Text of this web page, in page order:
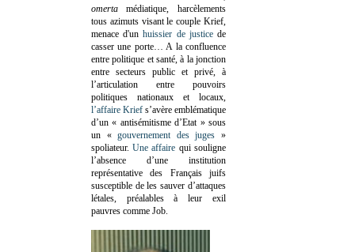
omertamédiatique, harcèlements
tous azimuts visant le couple Krief,
menace d'unhuissier de justicede
casser une porte… A la confluence
entre politique et santé, à la jonction
entre secteurs public et privé, à
l’articulation entre pouvoirs
politiques nationaux et locaux,
l’affaire Krief s’avère emblématique
d’un « antisémitisme d’Etat » sous
un «gouvernement des juges »
spoliateur.Une affaire qui souligne
l’absence d’une institution
représentative des Français juifs
susceptible de les sauver d’attaques
létales, préalables à leur exil
pauvres comme Job.